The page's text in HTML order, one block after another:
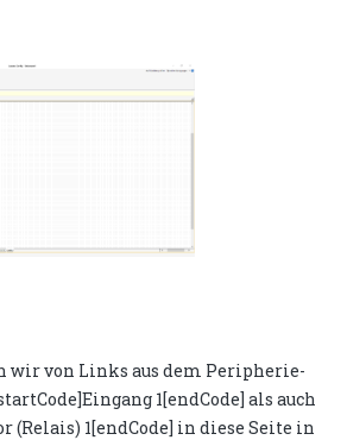
wir von Links aus dem Peripherie-
1[endCode] als auch
(Relais) 1[endCode] in diese Seite in